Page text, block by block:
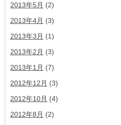
2013年5月 (2)
2013年4月 (3)
2013年3月 (1)
2013年2月 (3)
2013年1月 (7)
2012年12月 (3)
2012年10月 (4)
2012年8月 (2)